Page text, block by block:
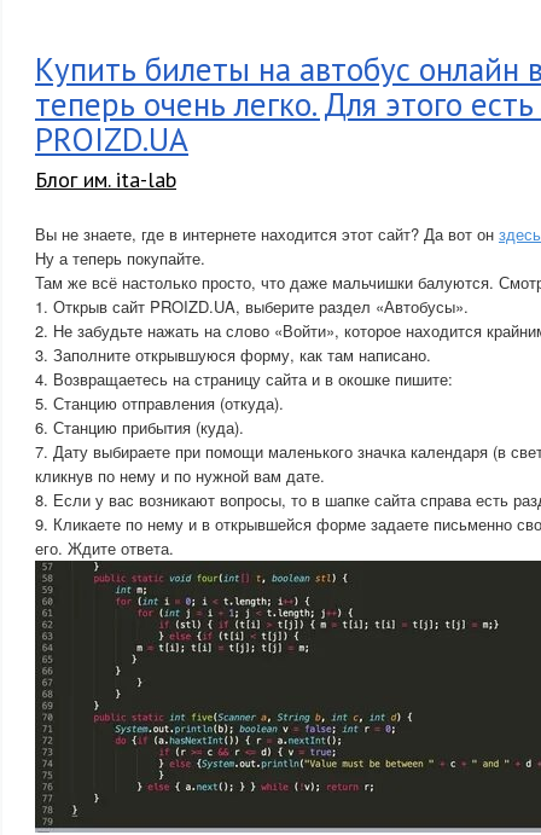
Купить билеты на автобус онлайн
теперь очень легко. Для этого
PROIZD.UA
Блог им. ita-lab
Вы не знаете, где в интернете находится этот сайт? Да вот он здесь
Ну а теперь покупайте.
Там же всё настолько просто, что даже мальчишки балуются.
1. Открыв сайт PROIZD.UA, выберите раздел «Автобусы».
2. Не забудьте нажать на слово «Войти», которое находится
3. Заполните открывшуюся форму, как там написано.
4. Возвращаетесь на страницу сайта и в окошке пишите:
5. Станцию отправления (откуда).
6. Станцию прибытия (куда).
7. Дату выбираете при помощи маленького значка календаря (в
кликнув по нему и по нужной вам дате.
8. Если у вас возникают вопросы, то в шапке сайта справа есть
9. Кликаете по нему и в открывшейся форме задаете письменно
его. Ждите ответа.